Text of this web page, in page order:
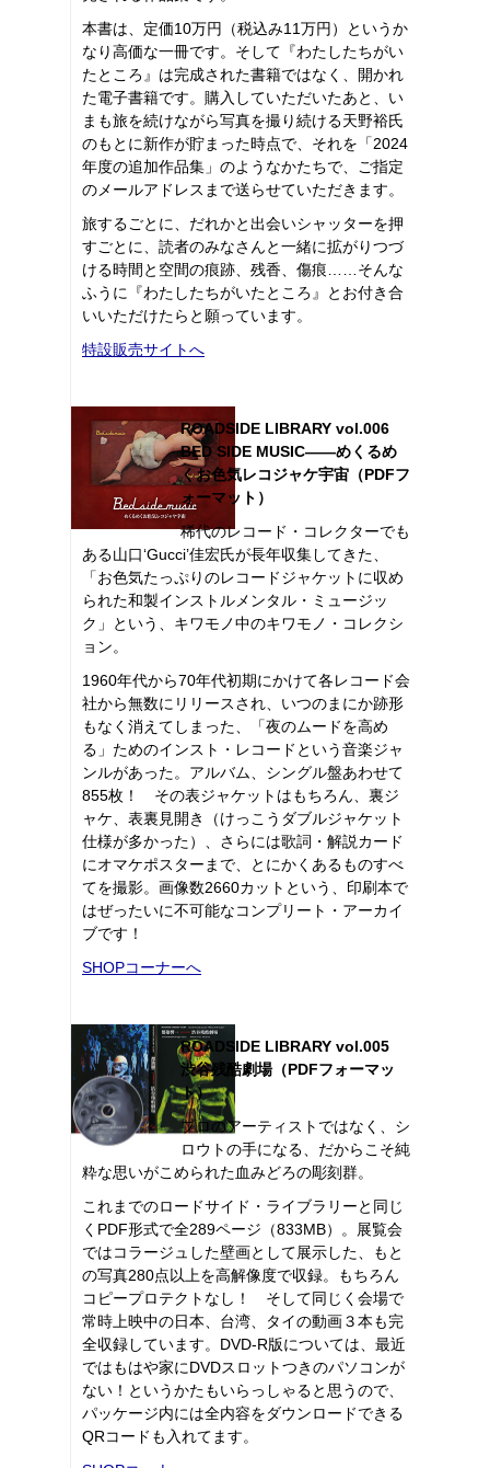
本書は、定価10万円（税込み11万円）というか
なり高価な一冊です。そして『わたしたちがい
たところ』は完成された書籍ではなく、開かれ
た電子書籍です。購入していただいたあと、い
まも旅を続けながら写真を撮り続ける天野裕氏
のもとに新作が貯まった時点で、それを「2024
年度の追加作品集」のようなかたちで、ご指定
のメールアドレスまで送らせていただきます。
旅するごとに、だれかと出会いシャッターを押
すごとに、読者のみなさんと一緒に拡がりつづ
ける時間と空間の痕跡、残香、傷痕……そんな
ふうに『わたしたちがいたところ』とお付き合
いいただけたらと願っています。
特設販売サイトへ
ROADSIDE LIBRARY vol.006
BED SIDE MUSIC――めくるめ
くお色気レコジャケ宇宙（PDFフ
ォーマット）
稀代のレコード・コレクターでも
ある山口‘Gucci’佳宏氏が長年収集してきた、
「お色気たっぷりのレコードジャケットに収め
られた和製インストルメンタル・ミュージッ
ク」という、キワモノ中のキワモノ・コレクシ
ョン。
1960年代から70年代初期にかけて各レコード会
社から無数にリリースされ、いつのまにか跡形
もなく消えてしまった、「夜のムードを高め
る」ためのインスト・レコードという音楽ジャ
ンルがあった。アルバム、シングル盤あわせて
855枚！ その表ジャケットはもちろん、裏ジ
ャケ、表裏見開き（けっこうダブルジャケット
仕様が多かった）、さらには歌詞・解説カード
にオマケポスターまで、とにかくあるものすべ
てを撮影。画像数2660カットという、印刷本で
はぜったいに不可能なコンプリート・アーカイ
ブです！
SHOPコーナーへ
ROADSIDE LIBRARY vol.005
渋谷残酷劇場（PDFフォーマッ
ト）
プロのアーティストではなく、シ
ロウトの手になる、だからこそ純
粋な思いがこめられた血みどろの彫刻群。
これまでのロードサイド・ライブラリーと同じ
くPDF形式で全289ページ（833MB）。展覧会
ではコラージュした壁画として展示した、もと
の写真280点以上を高解像度で収録。もちろん
コピープロテクトなし！ そして同じく会場で
常時上映中の日本、台湾、タイの動画３本も完
全収録しています。DVD-R版については、最近
ではもはや家にDVDスロットつきのパソコンが
ない！というかたもいらっしゃると思うので、
パッケージ内には全内容をダウンロードできる
QRコードも入れてます。